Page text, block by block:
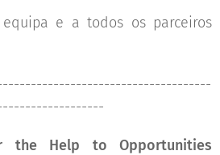
e a todos os parceiros
the Help to Opportunities